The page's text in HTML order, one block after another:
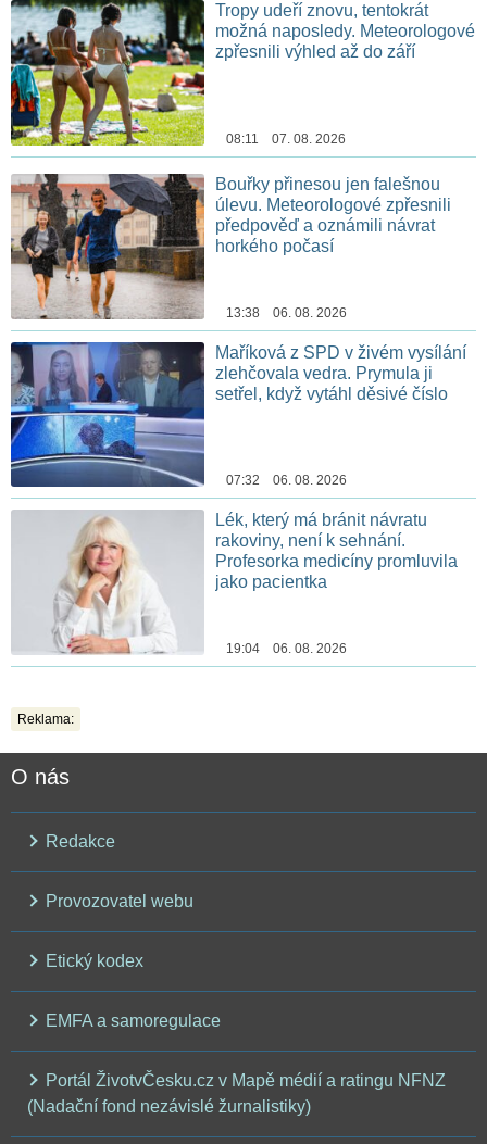
Tropy udeří znovu, tentokrát
možná naposledy. Meteorologové
zpřesnili výhled až do září
08:11 07. 08. 2026
Bouřky přinesou jen falešnou
úlevu. Meteorologové zpřesnili
předpověď a oznámili návrat
horkého počasí
13:38 06. 08. 2026
Maříková z SPD v živém vysílání
zlehčovala vedra. Prymula ji
setřel, když vytáhl děsivé číslo
07:32 06. 08. 2026
Lék, který má bránit návratu
rakoviny, není k sehnání.
Profesorka medicíny promluvila
jako pacientka
19:04 06. 08. 2026
Reklama:
O nás
Redakce
Provozovatel webu
Etický kodex
EMFA a samoregulace
Portál ŽivotvČesku.cz v Mapě médií a ratingu NFNZ
(Nadační fond nezávislé žurnalistiky)